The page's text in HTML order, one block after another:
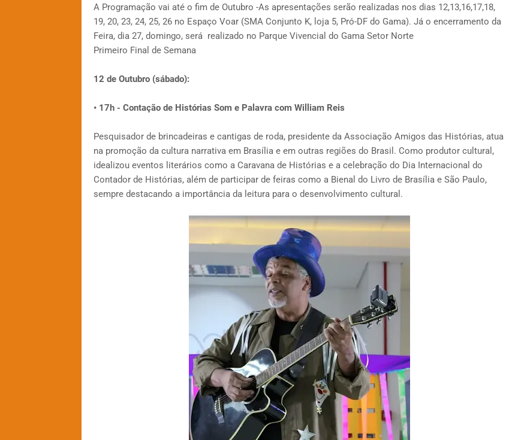
A Programação vai até o fim de Outubro -As apresentações serão realizadas nos dias 12,13,16,17,18,
19, 20, 23, 24, 25, 26 no Espaço Voar (SMA Conjunto K, loja 5, Pró-DF do Gama). Já o encerramento da
Feira, dia 27, domingo, será realizado no Parque Vivencial do Gama Setor Norte
Primeiro Final de Semana
12 de Outubro (sábado):
• 17h - Contação de Histórias Som e Palavra com William Reis
Pesquisador de brincadeiras e cantigas de roda, presidente da Associação Amigos das Histórias, atua
na promoção da cultura narrativa em Brasília e em outras regiões do Brasil. Como produtor cultural,
idealizou eventos literários como a Caravana de Histórias e a celebração do Dia Internacional do
Contador de Histórias, além de participar de feiras como a Bienal do Livro de Brasília e São Paulo,
sempre destacando a importância da leitura para o desenvolvimento cultural.